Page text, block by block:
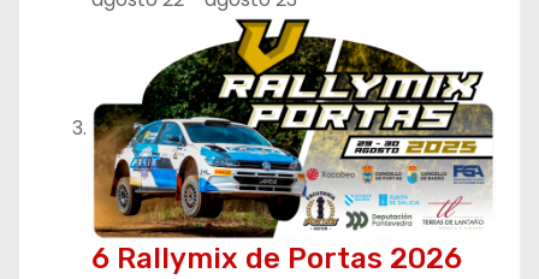
6 Rallymix de Portas 2026